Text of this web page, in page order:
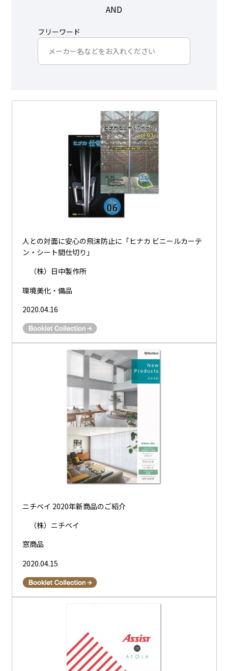
AND
フリーワード
人との対面に安心の飛沫防止に「ヒナカ ビニールカーテ
ン・シート間仕切り」
（株）日中製作所
環境美化・備品
2020.04.16
ニチベイ 2020年新商品のご紹介
（株）ニチベイ
窓商品
2020.04.15